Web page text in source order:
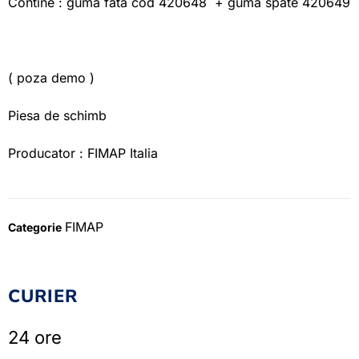
( poza demo )
Piesa de schimb
Producator : FIMAP Italia
Categorie FIMAP
CURIER
24 ore